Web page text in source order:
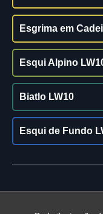
Esgrima em
Esqui Alpino
Biatlo LW10
Esqui de Fundo